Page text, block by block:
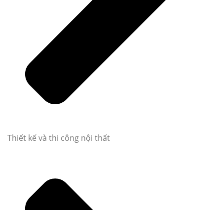
Thiết kế và thi công nội thất